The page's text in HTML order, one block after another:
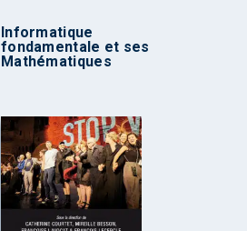
Informatique
fondamentale et ses
Mathématiques